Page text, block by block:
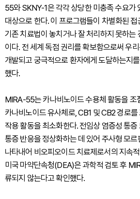
55와 SKNY-1은 각각 상당한 미충족 수요가
대상으로 한다. 이 프로그램들이 차별화된
기존 치료법이 놓치거나 잘 처리하지 못하는
이다. 전 세계 독점 권리를 확보함으로써 우
개발되고 궁극적으로 환자에게 도달하는지
했다.
MIRA-55는 카나비노이드 수용체 활동을 조
카나비노이드 유사체로, CB1 및 CB2 경로
작용 활동을 최소화한다. 전임상 염증성 통
통증 반응을 정상화하는 데 있어 주사형 모
나타내어 비오피오이드 치료제로서의 지속
미국 마약단속청(DEA)은 과학적 검토 후
류되지 않는다고 확인했다.